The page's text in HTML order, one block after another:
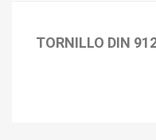
TORNILLO DIN